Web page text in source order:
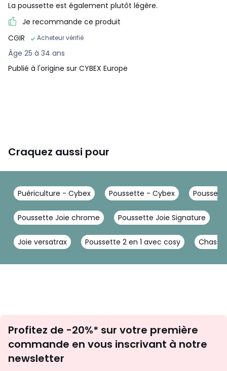
La poussette est également plutôt légère.
Je recommande ce produit
CGIR
Acheteur vérifié
Âge 25 à 34 ans
Publié à l'origine sur CYBEX Europe
Craquez aussi pour
Puériculture - Cybex Poussette - Cybex
Poussette Joie chrome Poussette Joie Signature
Joie versatrax Poussette 2 en 1 avec cosy
newsletter
Profitez de -20%* sur votre première
commande en vous inscrivant à notre
newsletter